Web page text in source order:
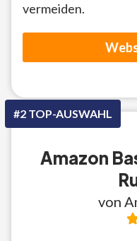
vermeiden.
#2 TOP-AUSWAHL
Amazon
von